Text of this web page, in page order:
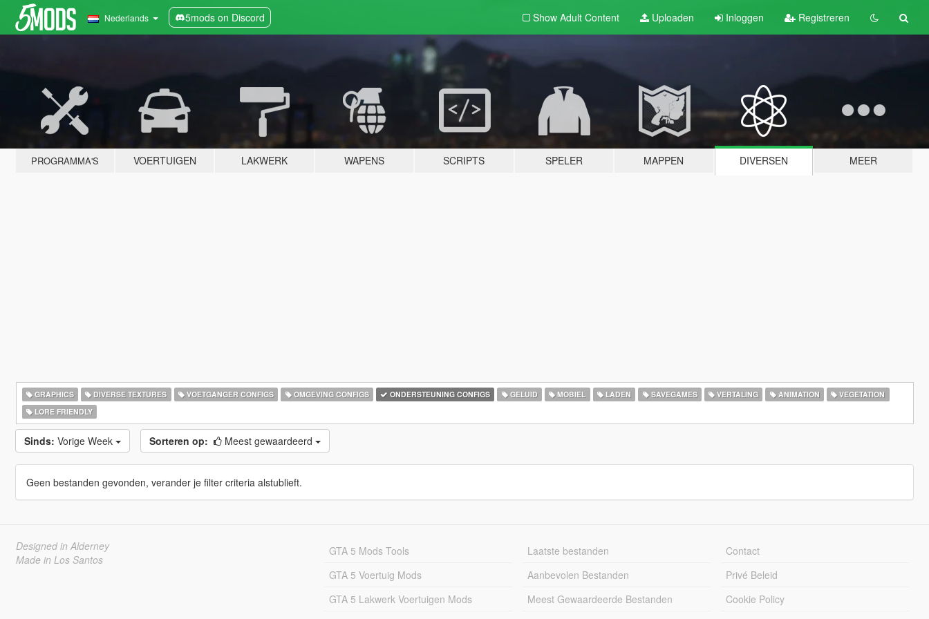
Nederlands 5mods on Discord Show Adult Content Uploaden Inloggen Registreren
PROGRAMMA'S VOERTUIGEN LAKWERK WAPENS SCRIPTS SPELER MAPPEN DIVERSEN MEER
GRAPHICS DIVERSE TEXTURES VOETGANGER CONFIGS OMGEVING CONFIGS ONDERSTEUNING CONFIGS GELUID MOBIEL LADEN SAVEGAMES VERTALING ANIMATION
VEGETATION
LORE FRIENDLY
Sinds: Vorige Week Sorteren op: Meest gewaardeerd
Geen bestanden gevonden, verander je filter criteria alstublieft.
Designed in Alderney
Made in Los Santos
GTA 5 Mods Tools
GTA 5 Voertuig Mods
GTA 5 Lakwerk Voertuigen Mods
Laatste bestanden
Aanbevolen Bestanden
Meest Gewaardeerde Bestanden
Contact
Privé Beleid
Cookie Policy